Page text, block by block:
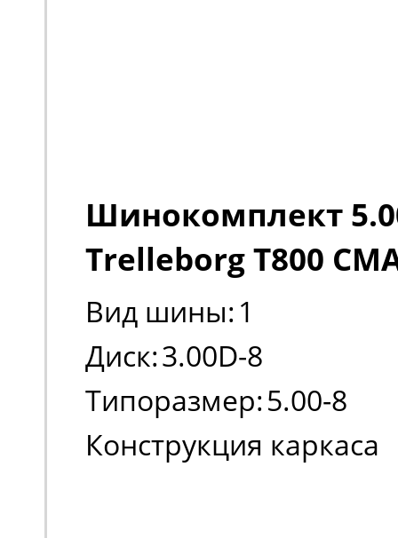
Шинокомплект
Trelleborg T800
Вид шины: 1
Диск:3.00D-8
Типоразмер:5.00-8
Конструкция каркаса